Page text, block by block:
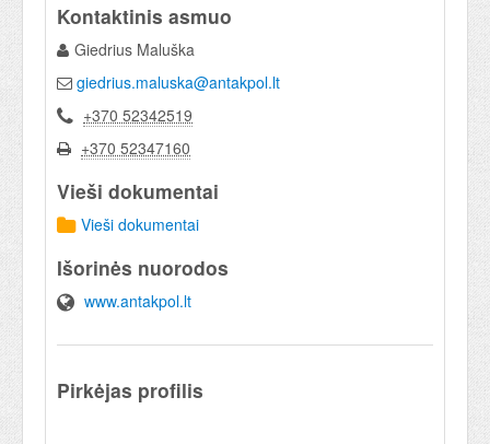
Kontaktinis asmuo
Giedrius Maluška
giedrius.maluska@antakpol.lt
+370 52342519
+370 52347160
Vieši dokumentai
Vieši dokumentai
Išorinės nuorodos
www.antakpol.lt
Pirkėjas profilis